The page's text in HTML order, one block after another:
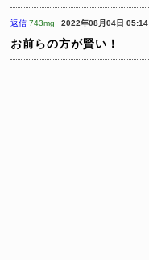
返信 743mg 2022年08月04日 05:14
お前らの方が賢い！